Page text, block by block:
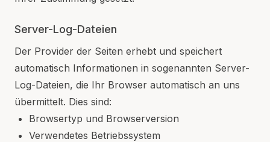
Server-Log-Dateien
Der Provider der Seiten erhebt und speichert
automatisch Informationen in sogenannten Server-
Log-Dateien, die Ihr Browser automatisch an uns
übermittelt. Dies sind:
Browsertyp und Browserversion
Verwendetes Betriebssystem